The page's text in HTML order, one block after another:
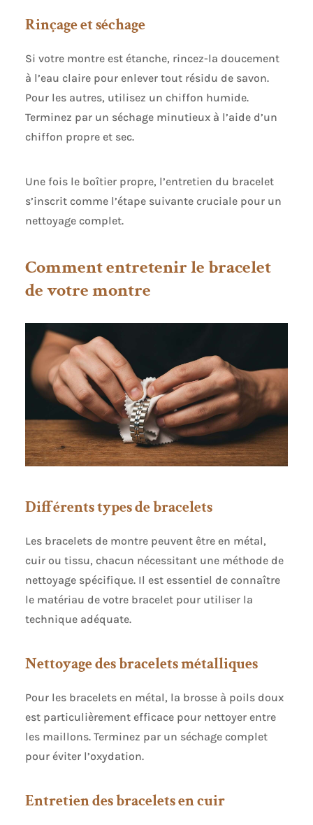
Rinçage et séchage
Si votre montre est étanche, rincez-la doucement
à l’eau claire pour enlever tout résidu de savon.
Pour les autres, utilisez un chiffon humide.
Terminez par un séchage minutieux à l’aide d’un
chiffon propre et sec.
Une fois le boîtier propre, l’entretien du bracelet
s’inscrit comme l’étape suivante cruciale pour un
nettoyage complet.
Comment entretenir le bracelet
de votre montre
Différents types de bracelets
Les bracelets de montre peuvent être en métal,
cuir ou tissu, chacun nécessitant une méthode de
nettoyage spécifique. Il est essentiel de connaître
le matériau de votre bracelet pour utiliser la
technique adéquate.
Nettoyage des bracelets métalliques
Pour les bracelets en métal, la brosse à poils doux
est particulièrement efficace pour nettoyer entre
les maillons. Terminez par un séchage complet
pour éviter l’oxydation.
Entretien des bracelets en cuir